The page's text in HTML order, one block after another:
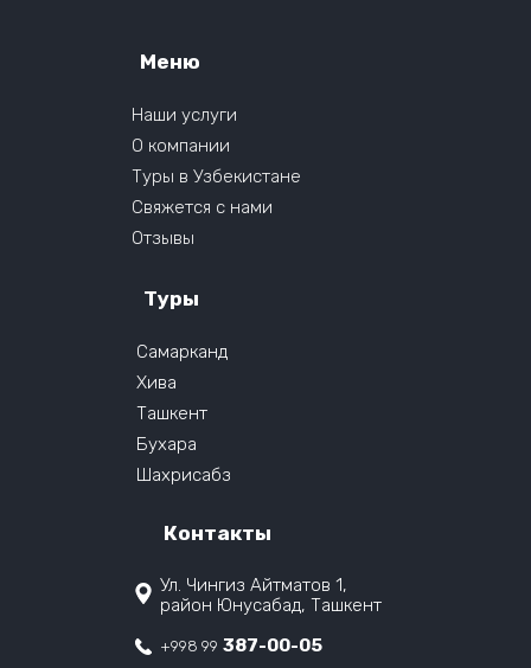
Наши услуги
О компании
Туры в Узбекистане
Свяжется с нами
Отзывы
Меню
Туры
Самарканд
Хива
Ташкент
Бухара
Шахрисабз
Контакты
Ул. Чингиз Айтматов 1,
район Юнусабад, Ташкент
+998 99 387-00-05